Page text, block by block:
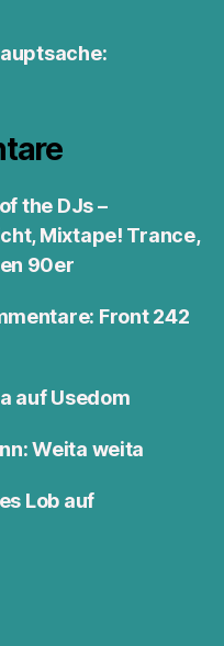
the DJs –
Mixtape! Trance,
90er
Front 242
auf Usedom
Weita weita
Lob auf